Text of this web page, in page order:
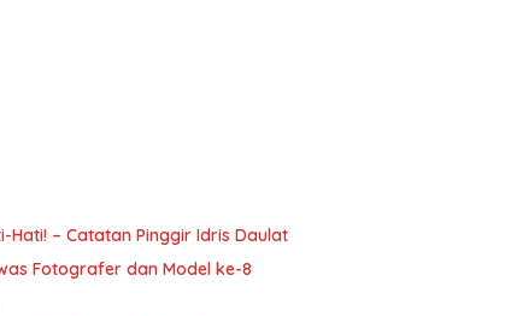
Hati! – Catatan Pinggir Idris Daulat
Fotografer dan Model ke-8